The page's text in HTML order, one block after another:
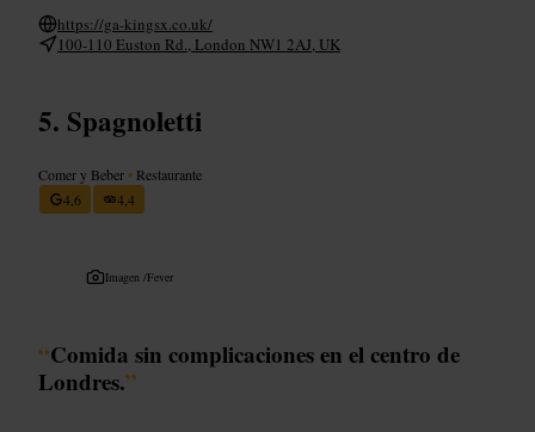
https://ga-kingsx.co.uk/
100-110 Euston Rd., London NW1 2AJ, UK
Spagnoletti
Comer y Beber • Restaurante
4,6
4,4
Imagen /Fever
“Comida sin complicaciones en el centro de
Londres.”